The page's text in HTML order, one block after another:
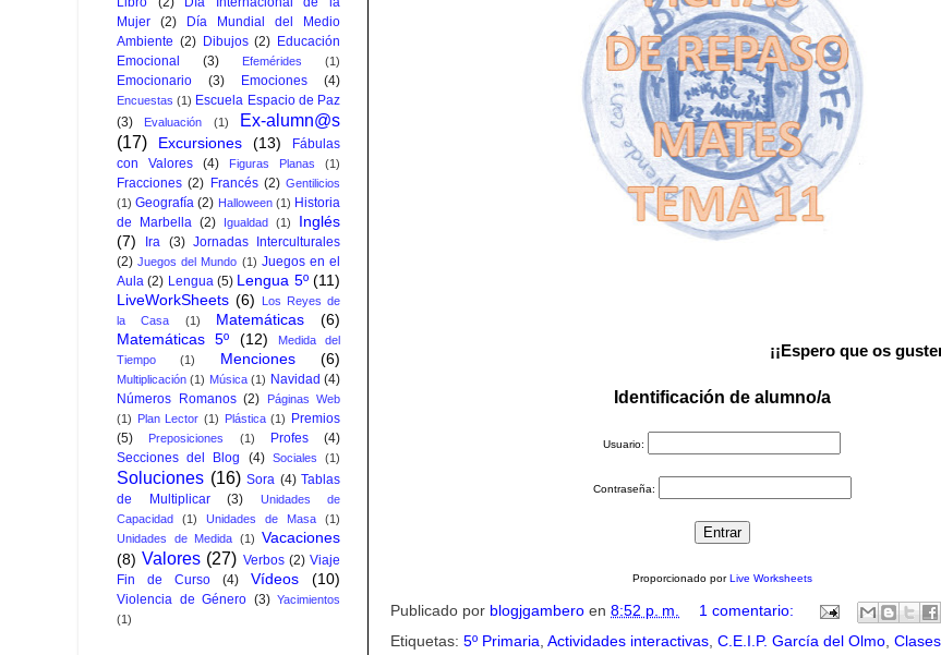
¡¡Espero que os
Identificación de alumno/a
Usuario:
Contraseña:
Proporcionado porLive Worksheets
Publicado por blogjgambero en 8:52 p. m.
1 comentario:
Etiquetas: 5º Primaria, Actividades interactivas, C.E.I.P. García del Olmo,
Mujer
(2)
Día Mundial del Medio
Ambiente (2) Dibujos (2) Educación
Emocional
(3) Efemérides (1)
Emocionario (3) Emociones (4)
Encuestas (1) Escuela Espacio de Paz
(3)
Evaluación (1)
Ex-alumn@s
(17)
Excursiones (13)
Fábulas
con Valores
(4) Figuras Planas (1)
Fracciones (2) Francés (2) Gentilicios
(1) Geografía (2) Halloween (1) Historia
de Marbella (2) Igualdad (1)
Inglés
(7)
Ira (3) Jornadas Interculturales
(2) Juegos del Mundo (1) Juegos en el
Aula (2) Lengua (5) Lengua 5º (11)
LiveWorkSheets (6)
Los Reyes de
la Casa
(1) Matemáticas
(6)
Matemáticas 5º
(12)
Medida del
Tiempo
(1) Menciones (6)
Multiplicación (1) Música (1) Navidad (4)
Números Romanos (2)
Páginas Web
(1) Plan Lector (1) Plástica (1) Premios
(5)
Preposiciones (1) Profes
(4)
Secciones del Blog
(4) Sociales (1)
Soluciones (16) Sora (4) Tablas
de Multiplicar
(3)
Unidades de
Capacidad
(1) Unidades de Masa
(1)
Unidades de Medida (1) Vacaciones
(8) Valores (27) Verbos (2) Viaje
Fin de Curso
(4) Vídeos (10)
Violencia de Género (3) Yacimientos
(1)